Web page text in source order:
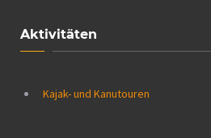
Aktivitäten
Kajak- und Kanutouren